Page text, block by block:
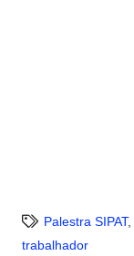
Palestra SIPAT,
trabalhador